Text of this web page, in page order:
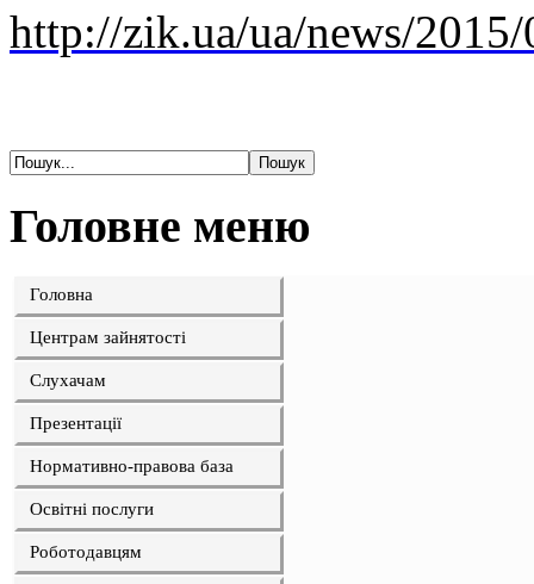
http://zik.ua/ua/news/
Головне меню
Головна
Центрам зайнятості
Слухачам
Презентації
Нормативно-правова база
Освітні послуги
Роботодавцям